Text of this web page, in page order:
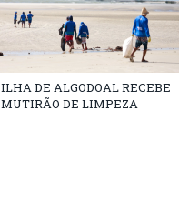
ILHA DE ALGODOAL RECEBE
MUTIRÃO DE LIMPEZA